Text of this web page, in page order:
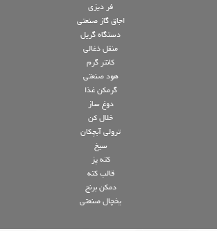
فر دیزی
اجاق گاز صنعتی
دستگاه گریل
منقل ذغالی
کانتر گرم
هود صنعتی
گرمکن غذا
دوغ ساز
خلال کن
ترولی آبچکان
سیخ
کته پز
قالب کته
دمکن برنج
یخچال صنعتی